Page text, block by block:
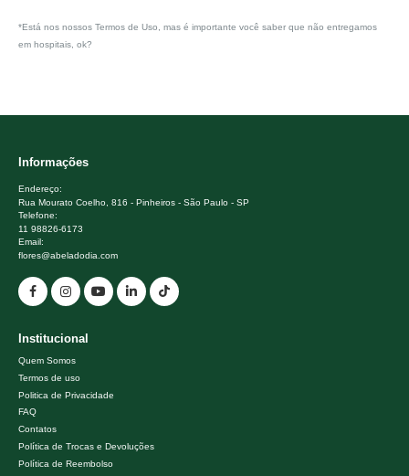
*Está nos nossos Termos de Uso, mas é importante você saber que não entregamos
em hospitais, ok?
Informações
Endereço:
Rua Mourato Coelho, 816 - Pinheiros - São Paulo - SP
Telefone:
11 98826-6173
Email:
flores@abeladodia.com
Institucional
Quem Somos
Termos de uso
Politica de Privacidade
FAQ
Contatos
Política de Trocas e Devoluções
Política de Reembolso